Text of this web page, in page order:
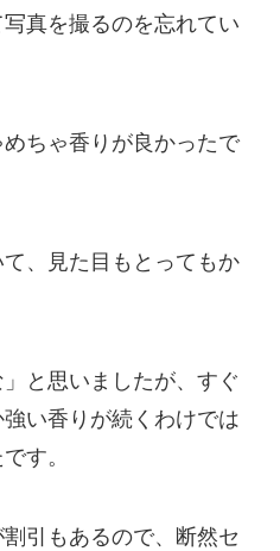
真を撮るのを忘れてい
ちゃ香りが良かったで
、見た目もとってもか
と思いましたが、すぐ
い香りが続くわけでは
す。
引もあるので、断然セ